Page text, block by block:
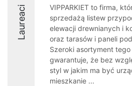
Laureaci
VIPPARKIET to firma,
sprzedażą listew
elewacji drewnianych i
oraz tarasów i paneli
Szeroki asortyment tego
gwarantuje, że bez
styl w jakim ma być
mieszkanie ...